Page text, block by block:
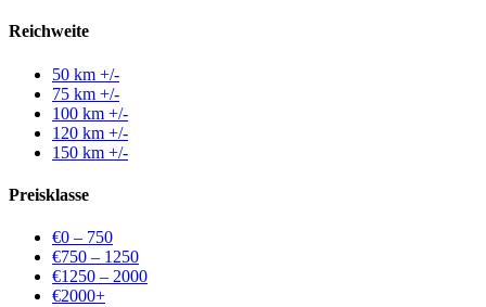
Reichweite
50 km +/-
75 km +/-
100 km +/-
120 km +/-
150 km +/-
Preisklasse
€0 – 750
€750 – 1250
€1250 – 2000
€2000+